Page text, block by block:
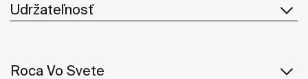
Udržateľnosť
Roca Vo Svete